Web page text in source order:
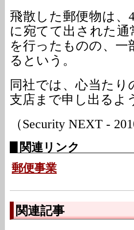
飛散した郵便物は、
に宛てて出された
を行ったものの、
るという。
同社では、心当た
支店まで申し出るよ
（Security NEXT -
関連リンク
郵便事業
関連記事